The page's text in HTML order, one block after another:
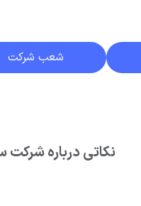
شعب شرکت
نکاتی درباره شرکت